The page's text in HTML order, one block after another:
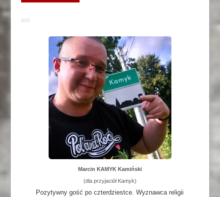
800
Marcin KAMYK Kamiński
(dla przyjaciół Kamyk)
Pozytywny gość po czterdziestce. Wyznawca religii